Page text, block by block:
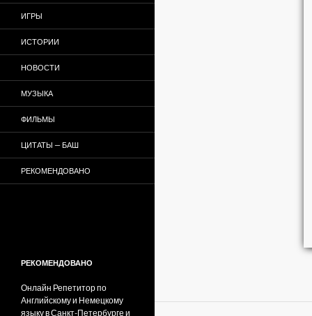
ИГРЫ
ИСТОРИИ
НОВОСТИ
МУЗЫКА
ФИЛЬМЫ
ЦИТАТЫ — БАШ
РЕКОМЕНДОВАНО
РЕКОМЕНДОВАНО
Онлайн Репетитор по
Английскому и Немецкому
языку в Санкт-Петербурге и